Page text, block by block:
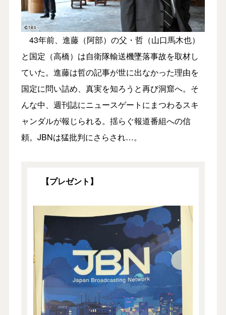
43年前、進藤（阿部）の父・哲（山口馬木也）
と国定（高橋）は自衛隊輸送機墜落事故を取材し
ていた。進藤は哲の記事が世に出なかった理由を
国定に問い詰め、真実を知ろうと再び洞窟へ。そ
んな中、週刊誌にニュースゲートにまつわるスキ
ャンダルが報じられる。揺らぐ報道番組への信
頼。JBNは猛批判にさらされ…。
【プレゼント】